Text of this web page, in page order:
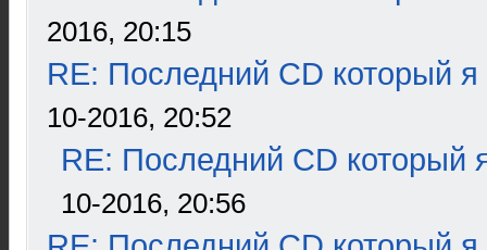
2016, 20:15
RE: Последний CD который я
10-2016, 20:52
RE: Последний CD который
10-2016, 20:56